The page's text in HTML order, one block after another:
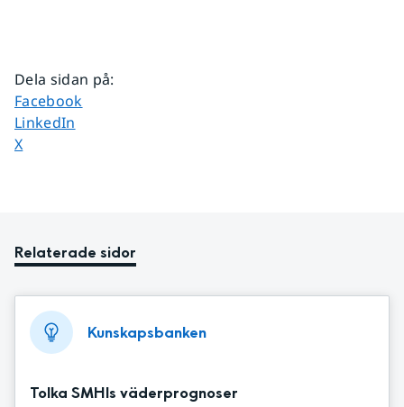
Dela sidan på:
Dela sidan på
Facebook
Dela sidan på
LinkedIn
Dela sidan på
X
Relaterade sidor
Kunskapsbanken
Tolka SMHIs väderprognoser